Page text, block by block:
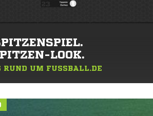
LOOK.
RUND UM FUSSBALL.DE